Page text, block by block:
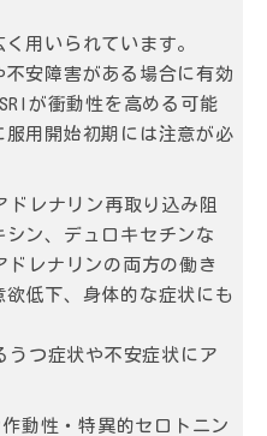
用いられています。
安障害がある場合に有効
が衝動性を高める可能
用開始初期には注意が必
ドレナリン再取り込み阻
ン、デュロキセチンな
ドレナリンの両方の働き
低下、身体的な症状にも
うつ症状や不安症状にア
動性・特異的セロトニン